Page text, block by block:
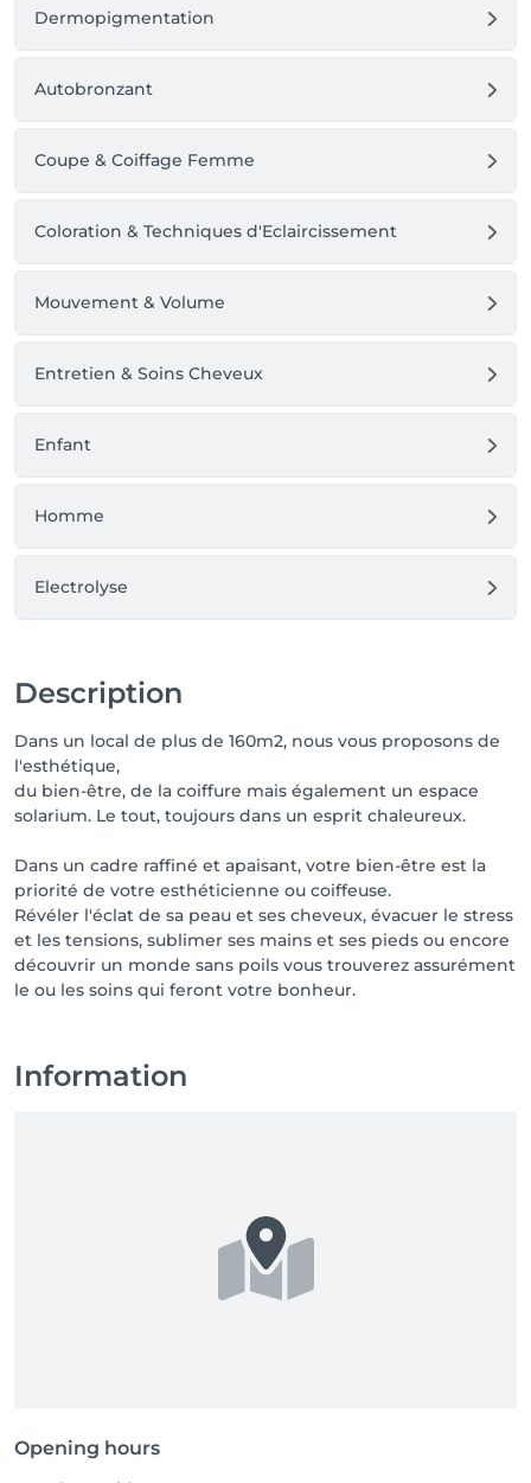
Dermopigmentation
Autobronzant
Coupe & Coiffage Femme
Coloration & Techniques d'Eclaircissement
Mouvement & Volume
Entretien & Soins Cheveux
Enfant
Homme
Electrolyse
Description
Dans un local de plus de 160m2, nous vous proposons de
l'esthétique,
du bien-être, de la coiffure mais également un espace
solarium. Le tout, toujours dans un esprit chaleureux.
Dans un cadre raffiné et apaisant, votre bien-être est la
priorité de votre esthéticienne ou coiffeuse.
Révéler l'éclat de sa peau et ses cheveux, évacuer le stress
et les tensions, sublimer ses mains et ses pieds ou encore
découvrir un monde sans poils vous trouverez assurément
le ou les soins qui feront votre bonheur.
Information
Opening hours